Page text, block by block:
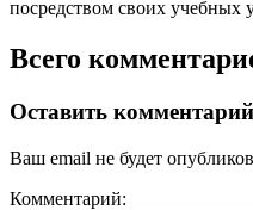
посредством своих учебных
Всего
Оставить комментарий
Ваш email не будет
Комментарий: